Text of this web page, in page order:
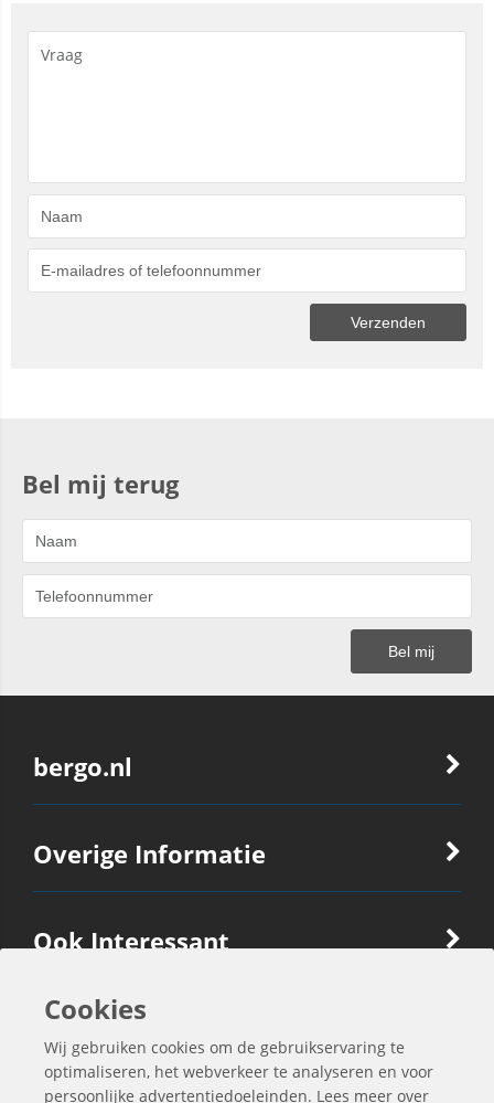
Bel mij terug
bergo.nl
Overige Informatie
Ook Interessant
Contactgegevens
Cookies
Wij gebruiken cookies om de gebruikservaring te
optimaliseren, het webverkeer te analyseren en voor
persoonlijke advertentiedoeleinden. Lees meer over